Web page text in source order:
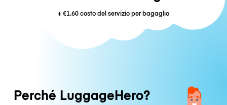
+€1.60costo del servizio per bagaglio
Perché LuggageHero?